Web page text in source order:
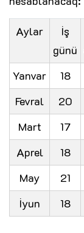
Aylar
İş
günü
Yanvar
18
Fevral
20
Mart
17
Aprel
18
May
21
İyun
18